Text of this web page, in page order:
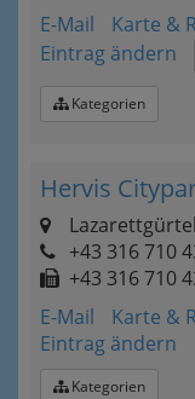
E-Mail
Karte &
Eintrag ändern
Kategorien
Hervis
+43 316 710
+43 316 710
E-Mail
Karte &
Eintrag ändern
Kategorien